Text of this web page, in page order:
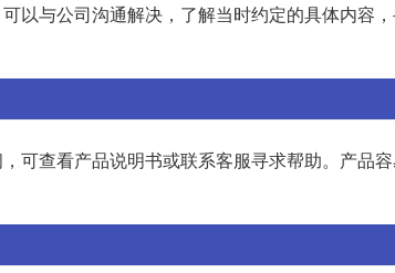
以与公司沟通解决，了解当时约定的具体内容
可查看产品说明书或联系客服寻求帮助。产品